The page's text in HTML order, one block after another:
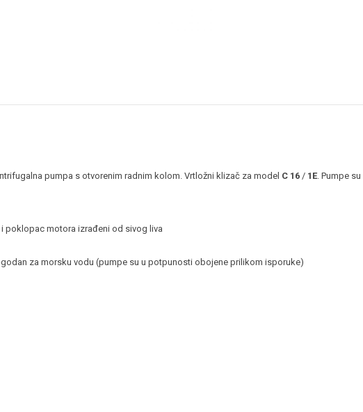
pumpa s otvorenim radnim kolom. Vrtložni klizač za model C 16 / 1E. Pumpe
poklopac motora izrađeni od sivog liva
za morsku vodu (pumpe su u potpunosti obojene prilikom isporuke)